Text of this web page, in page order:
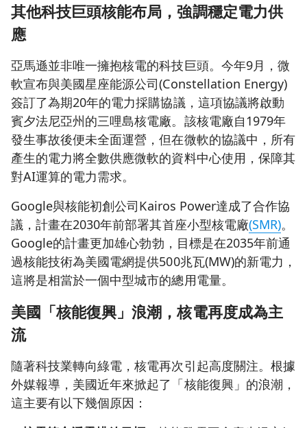
其他科技巨頭核能布局，強調穩定電力供
應
亞馬遜並非唯一擁抱核電的科技巨頭。今年9月，微
軟宣布與美國星座能源公司(Constellation Energy)
簽訂了為期20年的電力採購協議，這項協議將啟動
賓夕法尼亞州的三哩島核電廠。該核電廠自1979年
發生事故後便未全面運營，但在微軟的協議中，所有
產生的電力將全數供應微軟的資料中心使用，保障其
對AI運算的電力需求。
Google與核能初創公司Kairos Power達成了合作協
議，計畫在2030年前部署其首座小型核電廠(SMR)。
Google的計畫更加雄心勃勃，目標是在2035年前通
過核能技術為美國電網提供500兆瓦(MW)的新電力，
這將是相當於一個中型城市的總用電量。
美國「核能復興」浪潮，核電再度成為主
流
隨著科技業轉向綠電，核電再次引起高度關注。根據
外媒報導，美國近年來掀起了「核能復興」的浪潮，
這主要有以下幾個原因：